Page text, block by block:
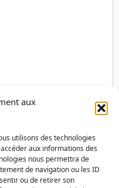
aux
utilisons des technologies
aux informations des
nous permettra de
de navigation ou les ID
ou de retirer son